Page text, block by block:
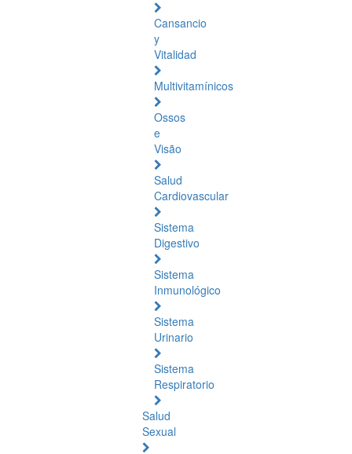
Cansancio
y
Vitalidad
Multivitamínicos
Ossos
e
Visão
Salud
Cardiovascular
Sistema
Digestivo
Sistema
Inmunológico
Sistema
Urinario
Sistema
Respiratorio
Salud
Sexual